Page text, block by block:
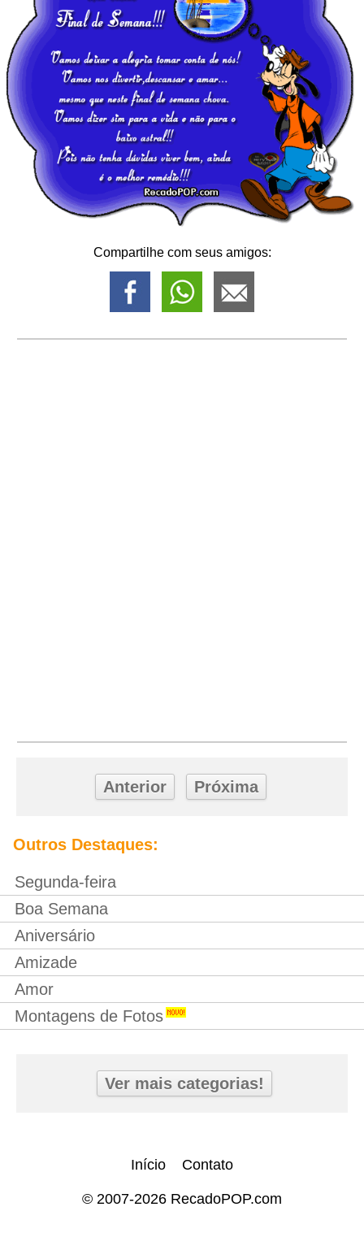
Compartilhe com seus amigos:
Anterior Próxima
Outros Destaques:
Segunda-feira
Boa Semana
Aniversário
Amizade
Amor
Montagens de Fotos
Ver mais categorias!
Início Contato
© 2007-2026 RecadoPOP.com